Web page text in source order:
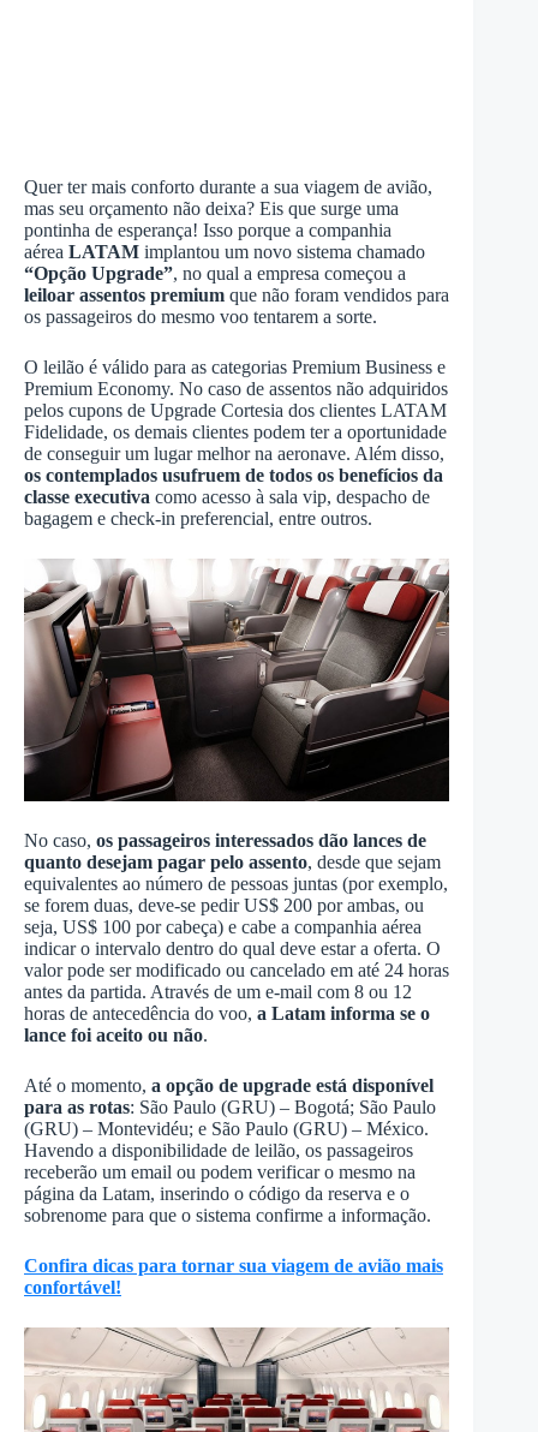
Quer ter mais conforto durante a sua viagem de avião,
mas seu orçamento não deixa? Eis que surge uma
pontinha de esperança! Isso porque a companhia
aérea LATAM implantou um novo sistema chamado
“Opção Upgrade”, no qual a empresa começou a
leiloar assentos premium que não foram vendidos para
os passageiros do mesmo voo tentarem a sorte.
O leilão é válido para as categorias Premium Business e
Premium Economy. No caso de assentos não adquiridos
pelos cupons de Upgrade Cortesia dos clientes LATAM
Fidelidade, os demais clientes podem ter a oportunidade
de conseguir um lugar melhor na aeronave. Além disso,
os contemplados usufruem de todos os benefícios da
classe executiva como acesso à sala vip, despacho de
bagagem e check-in preferencial, entre outros.
No caso, os passageiros interessados dão lances de
quanto desejam pagar pelo assento, desde que sejam
equivalentes ao número de pessoas juntas (por exemplo,
se forem duas, deve-se pedir US$ 200 por ambas, ou
seja, US$ 100 por cabeça) e cabe a companhia aérea
indicar o intervalo dentro do qual deve estar a oferta. O
valor pode ser modificado ou cancelado em até 24 horas
antes da partida. Através de um e-mail com 8 ou 12
horas de antecedência do voo, a Latam informa se o
lance foi aceito ou não.
Até o momento, a opção de upgrade está disponível
para as rotas: São Paulo (GRU) – Bogotá; São Paulo
(GRU) – Montevidéu; e São Paulo (GRU) – México.
Havendo a disponibilidade de leilão, os passageiros
receberão um email ou podem verificar o mesmo na
página da Latam, inserindo o código da reserva e o
sobrenome para que o sistema confirme a informação.
Confira dicas para tornar sua viagem de avião mais
confortável!